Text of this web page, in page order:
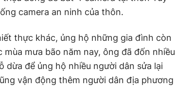
camera an ninh của thôn.
thực khác, ủng hộ những gia đình còn
mưa bão năm nay, ông đã đốn nhiều
dừa để ủng hộ nhiều người dân sửa lại
vận động thêm người dân địa phương